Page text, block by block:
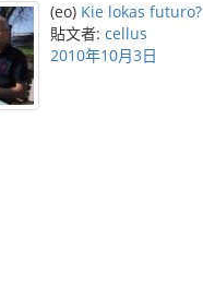
(eo) Kie lokas futuro?
貼文者: cellus
2010年10月3日